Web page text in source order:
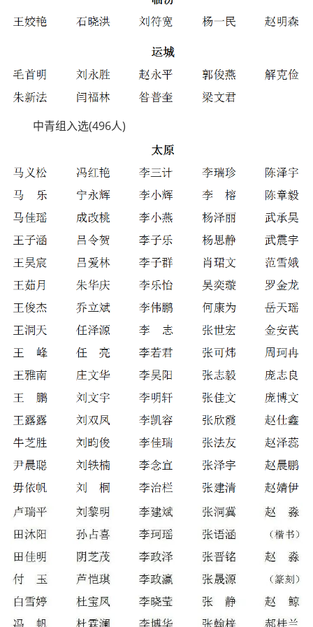
中青组入选(496人)